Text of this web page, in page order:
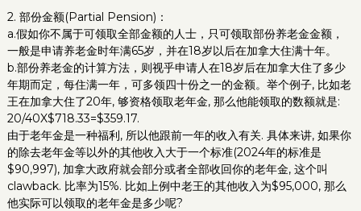
2. 部份金额(Partial Pension)：
a.假如你不属于可领取全部金额的人士，只可领取部份养老金金额，
一般是申请养老金时年满65岁，并在18岁以后在加拿大住满十年。
b.部份养老金的计算方法，则视乎申请人在18岁后在加拿大住了多少
年期而定，每住满一年，可多领四十份之一的金额。举个例子, 比如老
王在加拿大住了20年, 够资格领取老年金, 那么他能领取的数额就是:
20/40X$718.33=$359.17.
由于老年金是一种福利, 所以他跟前一年的收入有关. 具体来讲, 如果你
的除去老年金等以外的其他收入大于一个标准(2024年的标准是
$90,997), 加拿大政府就会部分或者全部收回你的老年金, 这个叫
clawback. 比率为15%. 比如上例中老王的其他收入为$95,000, 那么
他实际可以领取的老年金是多少呢?